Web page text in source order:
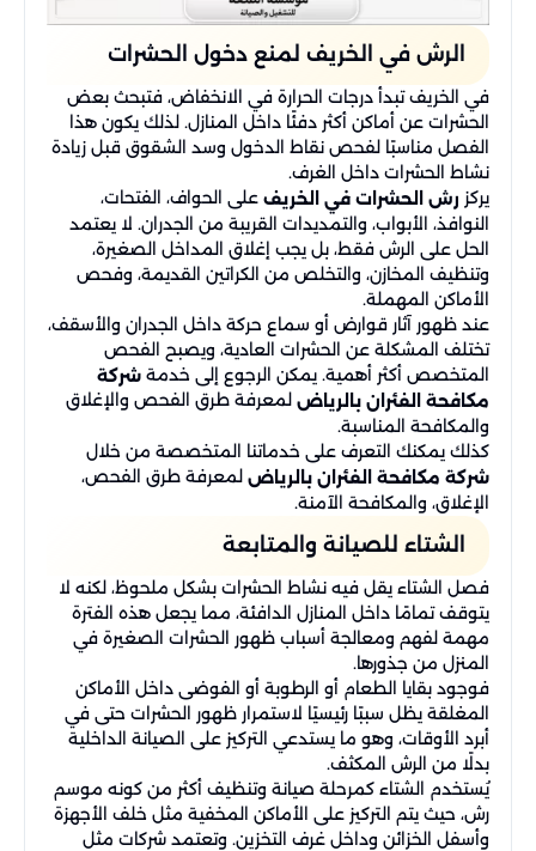
الرش في الخريف لمنع دخول الحشرات
في الخريف تبدأ درجات الحرارة في الانخفاض، فتبحث بعض
الحشرات عن أماكن أكثر دفئًا داخل المنازل. لذلك يكون هذا
الفصل مناسبًا لفحص نقاط الدخول وسد الشقوق قبل زيادة
نشاط الحشرات داخل الغرف.
يركز رش الحشرات في الخريف على الحواف، الفتحات،
النوافذ، الأبواب، والتمديدات القريبة من الجدران. لا يعتمد
الحل على الرش فقط، بل يجب إغلاق المداخل الصغيرة،
وتنظيف المخازن، والتخلص من الكراتين القديمة، وفحص
الأماكن المهملة.
عند ظهور آثار قوارض أو سماع حركة داخل الجدران والأسقف،
تختلف المشكلة عن الحشرات العادية، ويصبح الفحص
المتخصص أكثر أهمية. يمكن الرجوع إلى خدمة شركة
مكافحة الفئران بالرياض لمعرفة طرق الفحص والإغلاق
والمكافحة المناسبة.
كذلك يمكنك التعرف على خدماتنا المتخصصة من خلال
شركة مكافحة الفئران بالرياض لمعرفة طرق الفحص،
الإغلاق، والمكافحة الآمنة.
الشتاء للصيانة والمتابعة
فصل الشتاء يقل فيه نشاط الحشرات بشكل ملحوظ، لكنه لا
يتوقف تمامًا داخل المنازل الدافئة، مما يجعل هذه الفترة
مهمة لفهم ومعالجة أسباب ظهور الحشرات الصغيرة في
المنزل من جذورها.
فوجود بقايا الطعام أو الرطوبة أو الفوضى داخل الأماكن
المغلقة يظل سببًا رئيسيًا لاستمرار ظهور الحشرات حتى في
أبرد الأوقات، وهو ما يستدعي التركيز على الصيانة الداخلية
بدلًا من الرش المكثف.
يُستخدم الشتاء كمرحلة صيانة وتنظيف أكثر من كونه موسم
رش، حيث يتم التركيز على الأماكن المخفية مثل خلف الأجهزة
وأسفل الخزائن وداخل غرف التخزين. وتعتمد شركات مثل